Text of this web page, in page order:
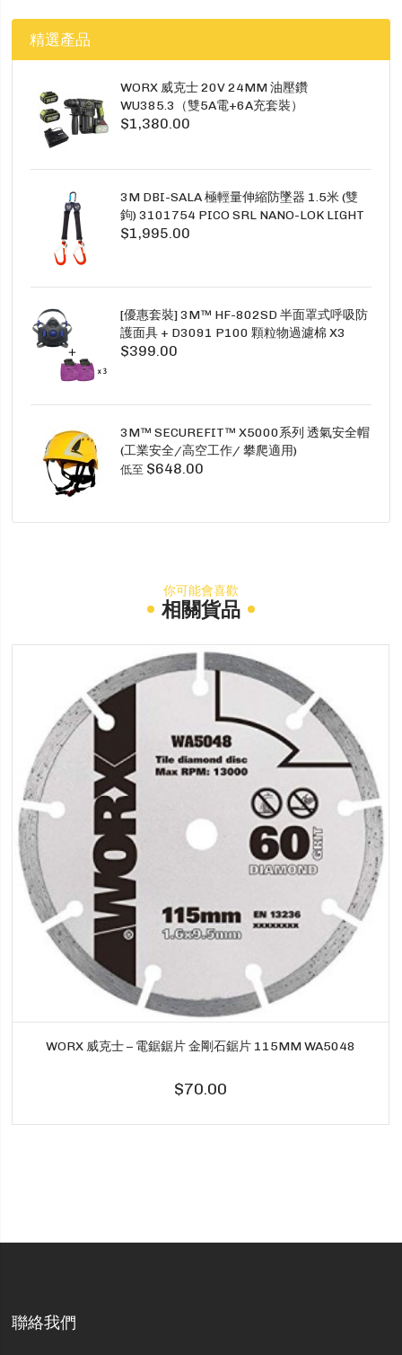
精選產品
WORX 威克士 20V 24MM 油壓鑽
WU385.3（雙5A電+6A充套裝）
$1,380.00
3M DBI-SALA 極輕量伸縮防墜器 1.5米 (雙
鉤) 3101754 PICO SRL NANO-LOK LIGHT
1.5M TWINS
$1,995.00
[優惠套裝] 3M™ HF-802SD 半面罩式呼吸防
護面具 + D3091 P100 顆粒物過濾棉 X3
SECURE CLICK HF-802SD HF-800SD 系列
$399.00
3M™ SECUREFIT™ X5000系列 透氣安全帽
(工業安全/高空工作/ 攀爬適用)
低至 $648.00
你可能會喜歡
相關貨品
WORX 威克士 – 電鋸鋸片 金剛石鋸片 115MM WA5048
$70.00
聯絡我們